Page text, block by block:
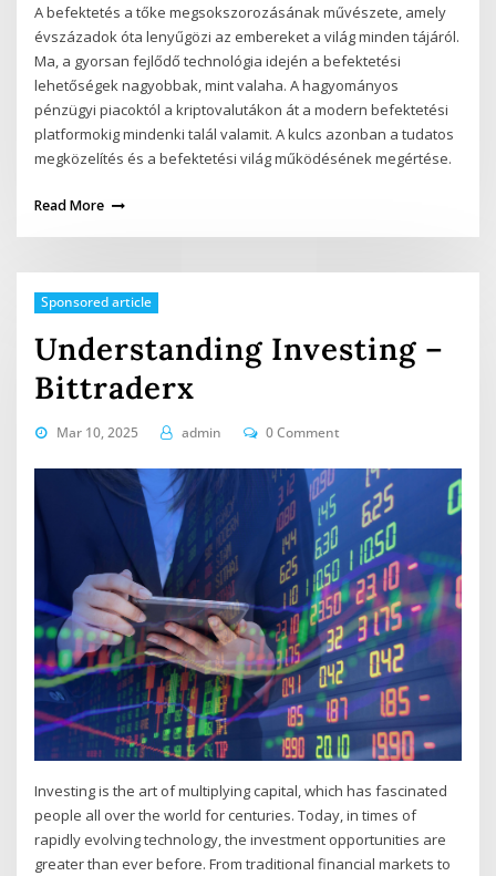
A befektetés a tőke megsokszorozásának művészete, amely
évszázadok óta lenyűgözi az embereket a világ minden tájáról.
Ma, a gyorsan fejlődő technológia idején a befektetési
lehetőségek nagyobbak, mint valaha. A hagyományos
pénzügyi piacoktól a kriptovalutákon át a modern befektetési
platformokig mindenki talál valamit. A kulcs azonban a tudatos
megközelítés és a befektetési világ működésének megértése.
Read More
Sponsored article
Understanding Investing –
Bittraderx
Mar 10, 2025 admin 0 Comment
Investing is the art of multiplying capital, which has fascinated
people all over the world for centuries. Today, in times of
rapidly evolving technology, the investment opportunities are
greater than ever before. From traditional financial markets to